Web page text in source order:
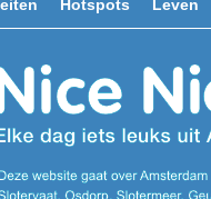
Hotspots Leven